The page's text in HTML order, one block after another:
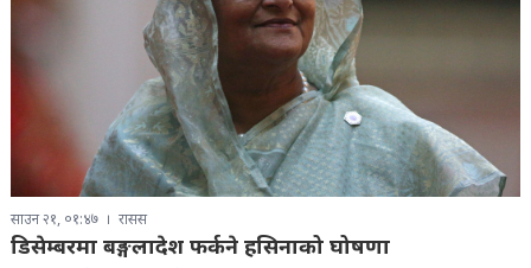
साउन २१, ०१:४७ रासस
डिसेम्बरमा बङ्गलादेश फर्कने हसिनाको घोषणा